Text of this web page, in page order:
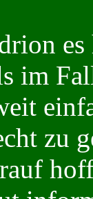
im
zu